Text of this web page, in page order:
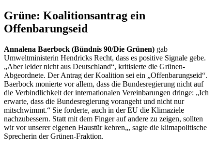
Grüne: Koalitionsantrag ein
Offenbarungseid
Annalena Baerbock (Bündnis 90/Die Grünen) gab
Umweltministerin Hendricks Recht, dass es positive Signale gebe.
„Aber leider nicht aus Deutschland“, kritisierte die Grünen-
Abgeordnete. Der Antrag der Koalition sei ein „Offenbarungseid“.
Baerbock monierte vor allem, dass die Bundesregierung nicht auf
die Verbindlichkeit der internationalen Vereinbarungen dringe: „Ich
erwarte, dass die Bundesregierung vorangeht und nicht nur
mitschwimmt.“ Sie forderte, auch in der EU die Klimaziele
nachzubessern. Statt mit dem Finger auf andere zu zeigen, sollten
wir vor unserer eigenen Haustür kehren„, sagte die klimapolitische
Sprecherin der Grünen-Fraktion.